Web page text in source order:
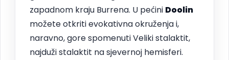
zapadnom kraju Burrena. U pećini Doolin
možete otkriti evokativna okruženja i,
naravno, gore spomenuti Veliki stalaktit,
najduži stalaktit na sjevernoj hemisferi.